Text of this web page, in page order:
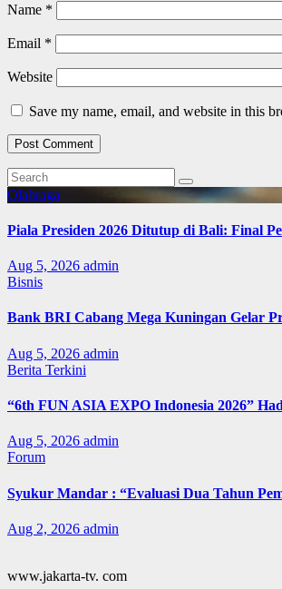
Name *
Email *
Website
Save my name, email, and website in this
Olahraga
Piala Presiden 2026 Ditutup di Bali: Final
Aug 5, 2026 admin
Bisnis
Bank BRI Cabang Mega Kuningan Gelar
Aug 5, 2026 admin
Berita Terkini
“6th FUN ASIA EXPO Indonesia 2026”
Aug 5, 2026 admin
Forum
Syukur Mandar : “Evaluasi Dua Tahun
Aug 2, 2026 admin
www.jakarta-tv. com